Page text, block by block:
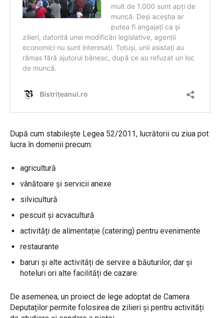
După cum stabilește Legea 52/2011, lucrătorii cu ziua pot
lucra în domenii precum:
agricultură
vânătoare și servicii anexe
silvicultură
pescuit și acvacultură
activități de alimentație (catering) pentru evenimente
restaurante
baruri și alte activități de servire a băuturilor, dar și
hoteluri ori alte facilități de cazare.
De asemenea, un proiect de lege adoptat de Camera
Deputaților permite folosirea de zilieri și pentru activități